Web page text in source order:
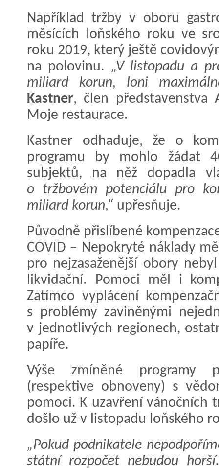
Například tržby v oboru
měsících loňského roku ve
roku 2019, který ještě
na polovinu. „V listopadu a
miliard korun, loni
Kastner, člen představenstva
Moje restaurace.
Kastner odhaduje, že o
programu by mohlo žádat
subjektů, na něž dopadla
o tržbovém potenciálu pro
miliard korun,“ upřesňuje.
Původně přislíbené
COVID – Nepokryté náklady
pro nejzasaženější obory
likvidační. Pomoci měl i
Zatímco vyplácení
s problémy zaviněnými
v jednotlivých regionech,
papíře.
Výše zmíněné programy
(respektive obnoveny) s
pomoci. K uzavření vánočních
došlo už v listopadu loňského
„Pokud podnikatele
státní rozpočet nebudou